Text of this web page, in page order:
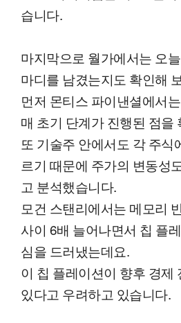
습니다.
마지막으로 월가에서는 오
마디를 남겼는지도 확인해
먼저 몬티스 파이낸셜에서
매 초기 단계가 진행된 점을
또 기술주 안에서도 각 주식
르기 때문에 주가의 변동성
고 분석했습니다.
모건 스탠리에서는 메모리
사이 6배 늘어나면서 칩 플
심을 드러냈는데요.
이 칩 플레이션이 향후 경제
있다고 우려하고 있습니다.